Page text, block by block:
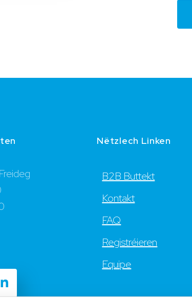
Nëtzlech Linken
B2B Buttekt
Kontakt
FAQ
Registréieren
Equipe